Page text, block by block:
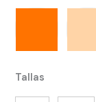
Tallas